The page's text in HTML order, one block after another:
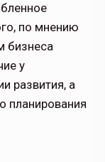
по мнению
бизнеса
у
развития, а
планирования